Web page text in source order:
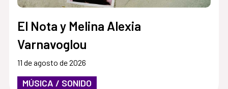
El Nota y Melina Alexia
Varnavoglou
11 de agosto de 2026
MÚSICA / SONIDO